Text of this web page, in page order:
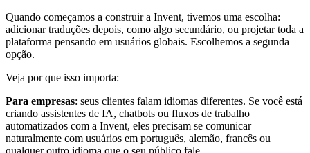
Quando começamos a construir a Invent, tivemos uma escolha:
adicionar traduções depois, como algo secundário, ou projetar toda a
plataforma pensando em usuários globais. Escolhemos a segunda
opção.
Veja por que isso importa:
Para empresas: seus clientes falam idiomas diferentes. Se você está
criando assistentes de IA, chatbots ou fluxos de trabalho
automatizados com a Invent, eles precisam se comunicar
naturalmente com usuários em português, alemão, francês ou
qualquer outro idioma que o seu público fale.